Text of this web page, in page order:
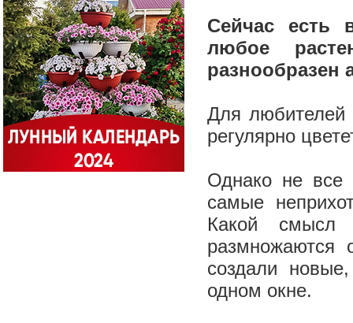
Сейчас есть
любое
разнообразен
Для любителей
регулярно
Однако не все
самые
Какой
размножаются
создали
одном окне.